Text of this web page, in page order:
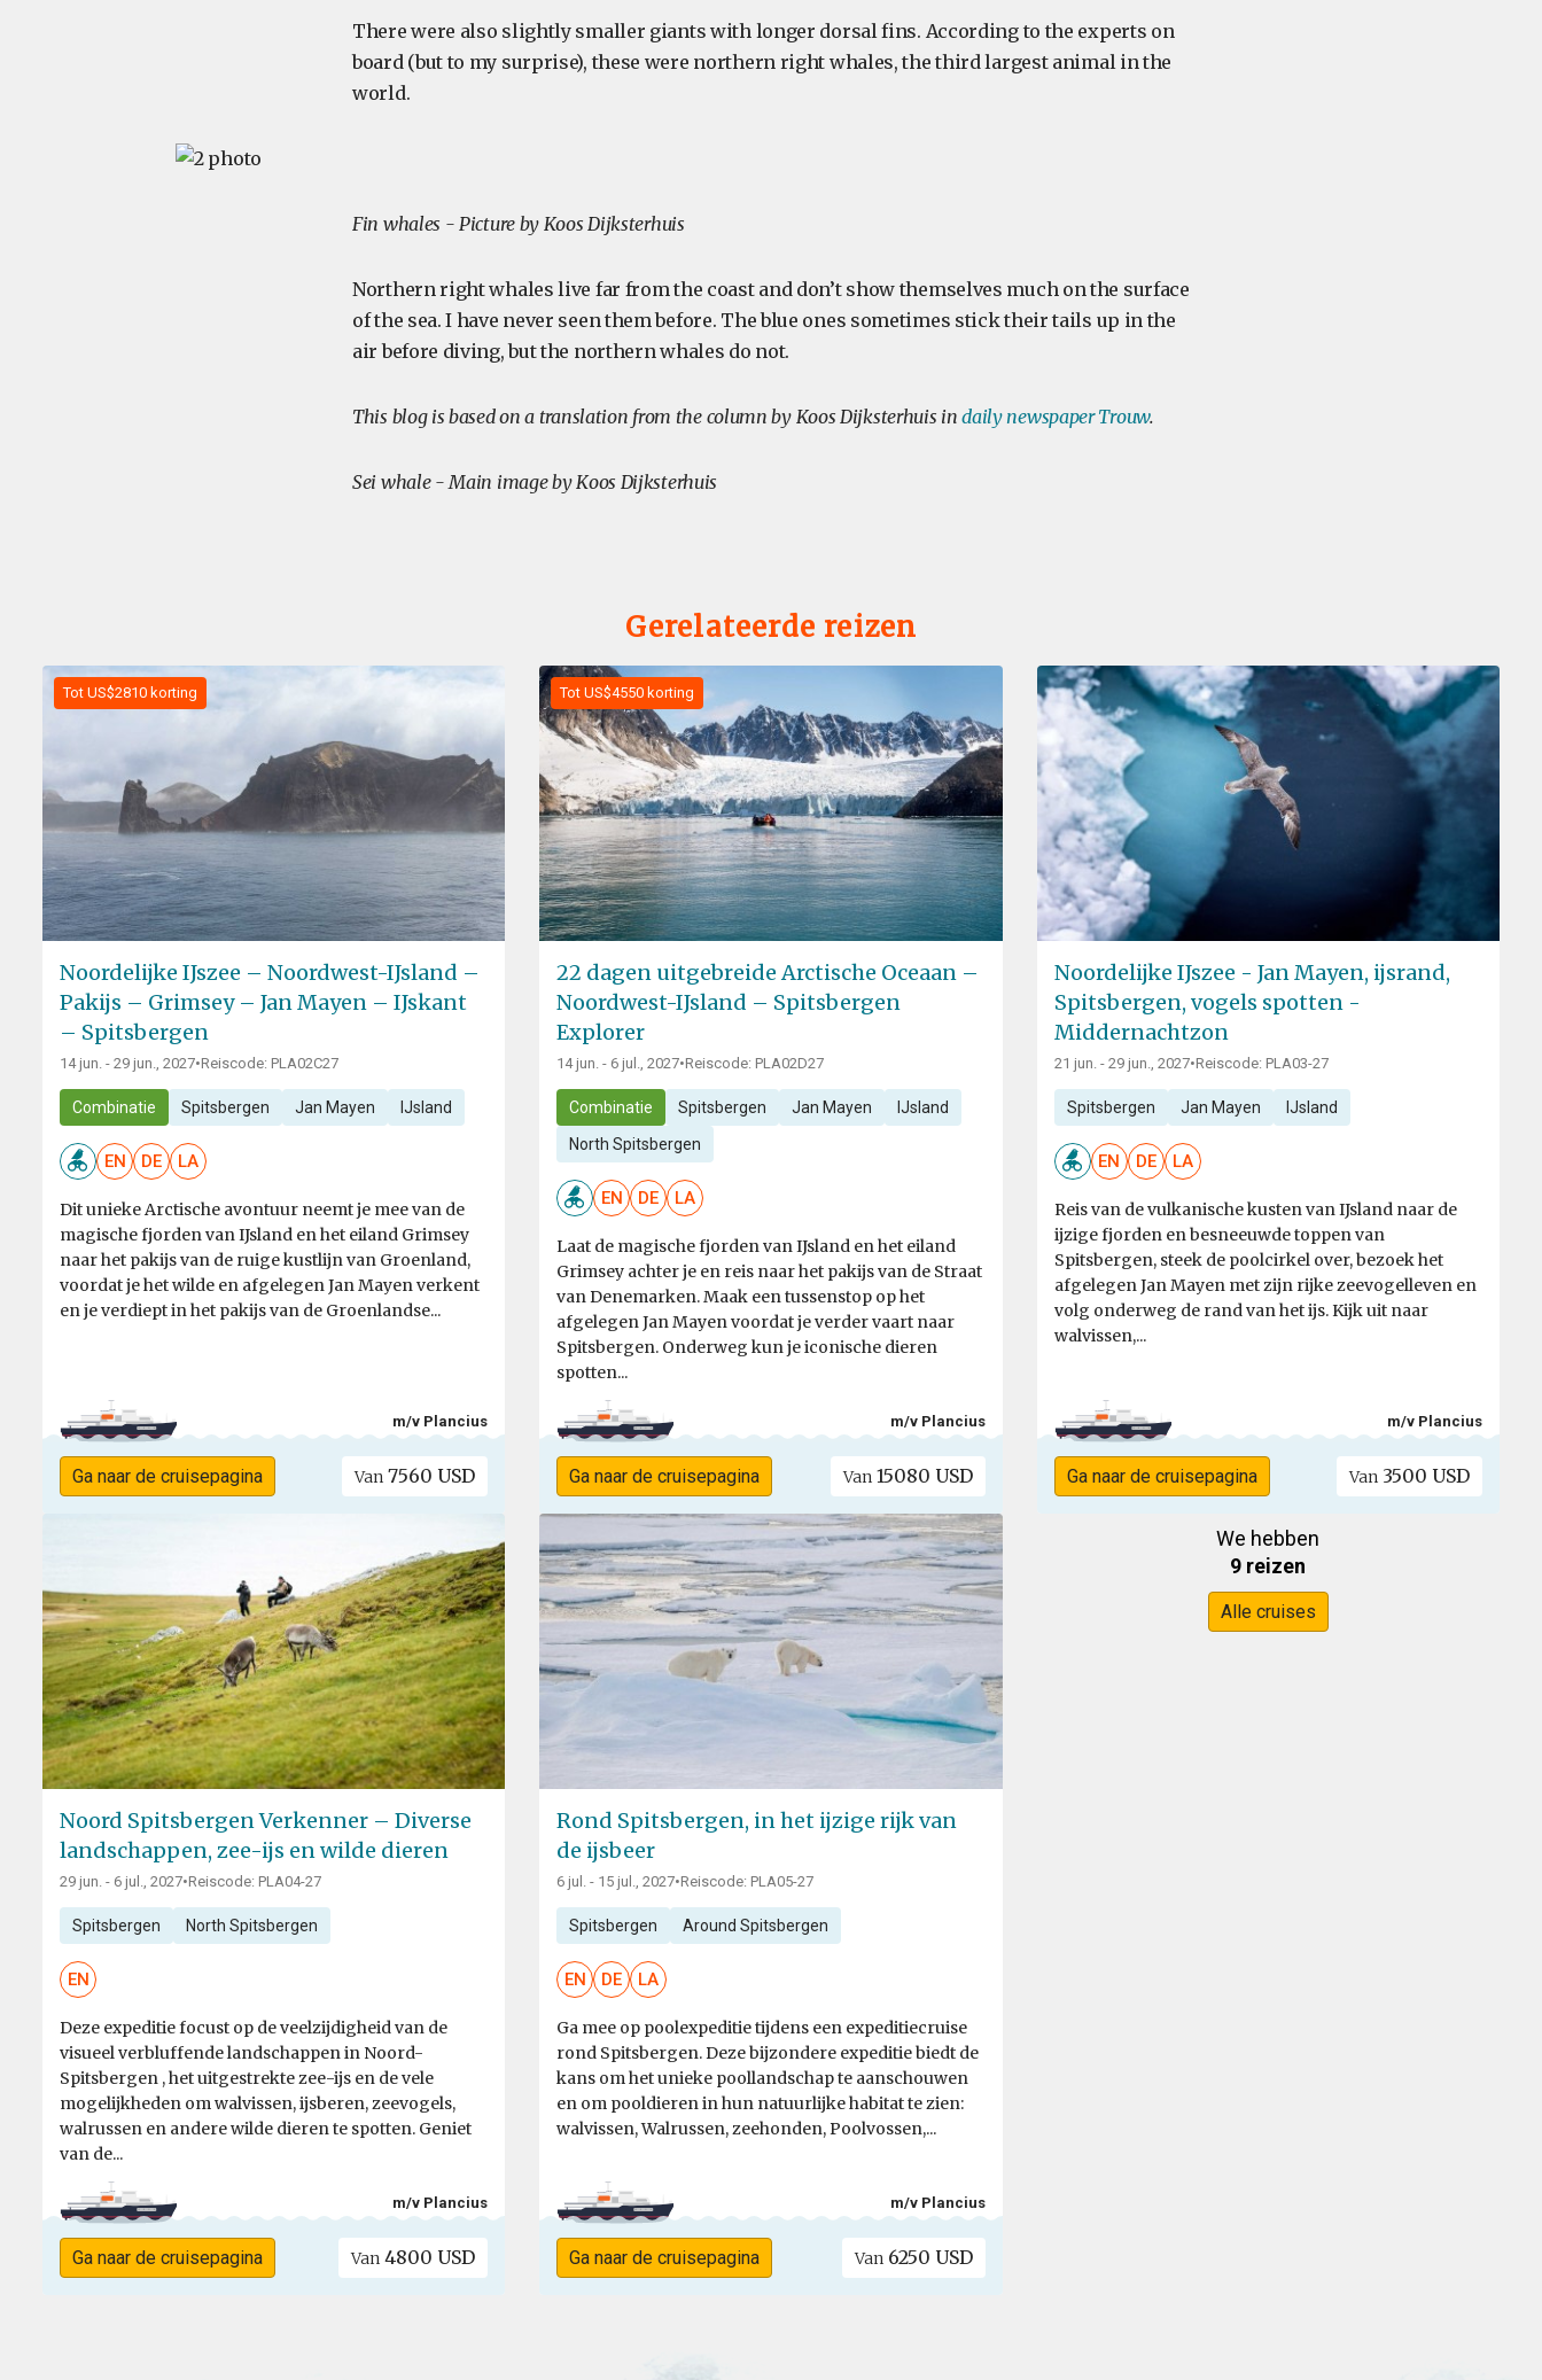
There were also slightly smaller giants with longer dorsal fins. According to the experts on
board (but to my surprise), these were northern right whales, the third largest animal in the
world.
Fin whales - Picture by Koos Dijksterhuis
Northern right whales live far from the coast and don’t show themselves much on the surface
of the sea. I have never seen them before. The blue ones sometimes stick their tails up in the
air before diving, but the northern whales do not.
This blog is based on a translation from the column by Koos Dijksterhuis indaily newspaper Trouw.
Sei whale - Main image by Koos Dijksterhuis
Gerelateerde reizen
Tot US$2810 korting
Noordelijke IJszee – Noordwest-IJsland –
Pakijs – Grimsey – Jan Mayen – IJskant
– Spitsbergen
14 jun. - 29 jun., 2027•Reiscode: PLA02C27
Combinatie Spitsbergen Jan Mayen IJsland
EN DE LA
Dit unieke Arctische avontuur neemt je mee van de
magische fjorden van IJsland en het eiland Grimsey
naar het pakijs van de ruige kustlijn van Groenland,
voordat je het wilde en afgelegen Jan Mayen verkent
en je verdiept in het pakijs van de Groenlandse...
m/v Plancius
Ga naar de cruisepagina Van 7560 USD
Tot US$4550 korting
22 dagen uitgebreide Arctische Oceaan –
Noordwest-IJsland – Spitsbergen
Explorer
14 jun. - 6 jul., 2027•Reiscode: PLA02D27
Combinatie Spitsbergen Jan Mayen IJsland
North Spitsbergen
EN DE LA
Laat de magische fjorden van IJsland en het eiland
Grimsey achter je en reis naar het pakijs van de Straat
van Denemarken. Maak een tussenstop op het
afgelegen Jan Mayen voordat je verder vaart naar
Spitsbergen. Onderweg kun je iconische dieren
spotten...
m/v Plancius
Ga naar de cruisepagina Van15080 USD
Noordelijke IJszee - Jan Mayen, ijsrand,
Spitsbergen, vogels spotten -
Middernachtzon
21 jun. - 29 jun., 2027•Reiscode: PLA03-27
Spitsbergen Jan Mayen IJsland
EN DE LA
Reis van de vulkanische kusten van IJsland naar de
ijzige fjorden en besneeuwde toppen van
Spitsbergen, steek de poolcirkel over, bezoek het
afgelegen Jan Mayen met zijn rijke zeevogelleven en
volg onderweg de rand van het ijs. Kijk uit naar
walvissen,...
m/v Plancius
Ga naar de cruisepagina Van 3500 USD
Noord Spitsbergen Verkenner – Diverse
landschappen, zee-ijs en wilde dieren
29 jun. - 6 jul., 2027•Reiscode: PLA04-27
Spitsbergen North Spitsbergen
EN
Deze expeditie focust op de veelzijdigheid van de
visueel verbluffende landschappen in Noord-
Spitsbergen , het uitgestrekte zee-ijs en de vele
mogelijkheden om walvissen, ijsberen, zeevogels,
walrussen en andere wilde dieren te spotten. Geniet
van de...
m/v Plancius
Ga naar de cruisepagina Van 4800 USD
Rond Spitsbergen, in het ijzige rijk van
de ijsbeer
6 jul. - 15 jul., 2027•Reiscode: PLA05-27
Spitsbergen Around Spitsbergen
EN DE LA
Ga mee op poolexpeditie tijdens een expeditiecruise
rond Spitsbergen. Deze bijzondere expeditie biedt de
kans om het unieke poollandschap te aanschouwen
en om pooldieren in hun natuurlijke habitat te zien:
walvissen, Walrussen, zeehonden, Poolvossen,...
m/v Plancius
Ga naar de cruisepagina Van6250 USD
We hebben
9 reizen
Alle cruises